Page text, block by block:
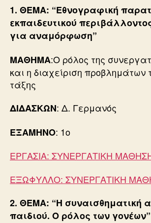
1. ΘΕΜΑ: “Εθνογραφική
εκπαιδευτικού
για αναμόρφωση”
ΜΑΘΗΜΑ:Ο ρόλος της
και η διαχείριση προβλημάτων
τάξης
ΔΙΔΑΣΚΩΝ: Δ. Γερμανός
ΕΞΑΜΗΝΟ: 1ο
ΕΡΓΑΣΙΑ: ΣΥΝΕΡΓΑΤΙΚΗ
ΕΞΩΦΥΛΛΟ: ΣΥΝΕΡΓΑΤΙΚΗ
2. ΘΕΜΑ: “Η συναισθηματική
παιδιού. Ο ρόλος των γονέων”